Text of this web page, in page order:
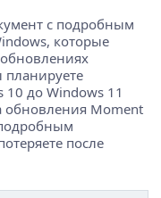
с подробным
которые
планируете
до Windows 11
обновления Moment
после